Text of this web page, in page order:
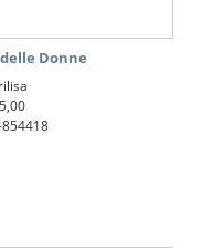
Donne
854418